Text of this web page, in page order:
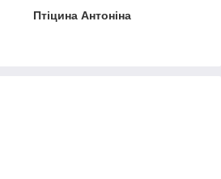
Птіцина Антоніна